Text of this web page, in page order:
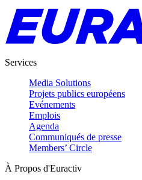
Services
Media Solutions
Projets publics européens
Evénements
Emplois
Agenda
Communiqués de presse
Members’ Circle
À Propos d'Euractiv